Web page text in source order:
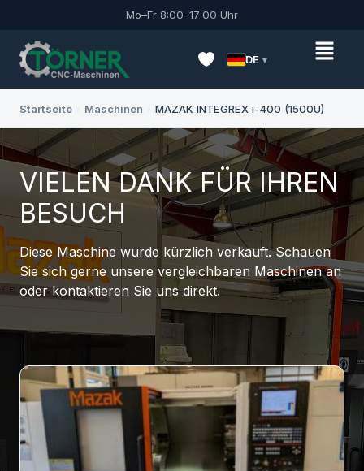
Mo–Fr 8:00–17:00 Uhr
DE
Startseite Maschinen MAZAK INTEGREX i-400 (1500U)
VIELEN DANK FÜR IHREN
BESUCH
Diese Maschine wurde kürzlich verkauft. Schauen
Sie sich gerne unsere vergleichbaren Maschinen an
oder kontaktieren Sie uns direkt.